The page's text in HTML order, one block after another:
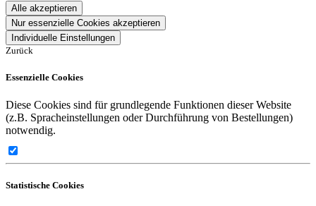
Alle akzeptieren
Nur essenzielle Cookies akzeptieren
Individuelle Einstellungen
Zurück
Essenzielle Cookies
Diese Cookies sind für grundlegende Funktionen dieser Website
(z.B. Spracheinstellungen oder Durchführung von Bestellungen)
notwendig.
Statistische Cookies